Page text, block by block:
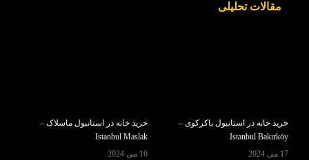
مقالات تحلیلی
خرید خانه در استانبول باکرکوی –
Istanbul Bakırköy
17 می 2024
خرید خانه در استانبول ماسلاک –
Istanbul Maslak
16 می 2024